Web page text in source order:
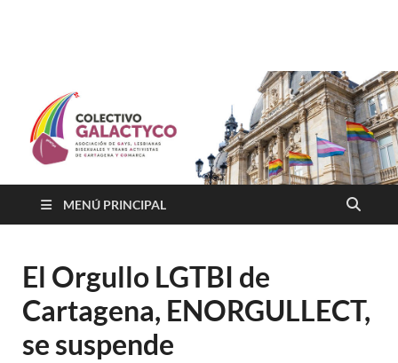
Colectivo GALACTYCO
Cartagena Y COmarca "Colectivo GALACTYCO"
MENÚ PRINCIPAL
El Orgullo LGTBI de
Cartagena, ENORGULLECT,
se suspende